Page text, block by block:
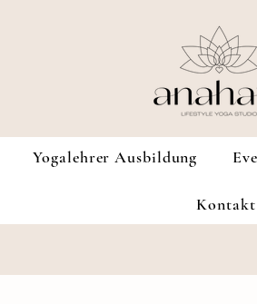
Yogalehrer Ausbildung
Kontakt